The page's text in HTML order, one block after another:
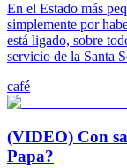
En el Estado más
simplemente por
está ligado, sobre
servicio de la Santa
café
(VIDEO) Con
Papa?